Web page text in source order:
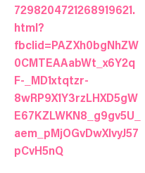
7298204721268919621.
html?
fbclid=PAZXh0bgNhZW
0CMTEAAabWt_x6Y2q
F-_MD1xtqtzr-
8wRP9X1Y3rzLHXD5gW
E67KZLWKN8_g9gv5U_
aem_pMjOGvDwXIvyJ57
pCvH5nQ